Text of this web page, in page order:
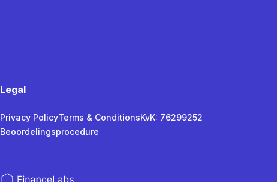
Legal
Privacy PolicyTerms & ConditionsKvK: 76299252
Beoordelingsprocedure